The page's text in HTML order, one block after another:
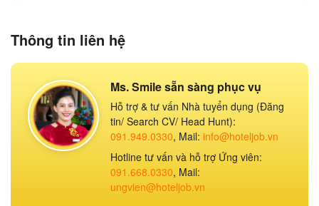
Thông tin liên hệ
Ms. Smile sẵn sàng phục vụ
Hỗ trợ & tư vấn Nhà tuyển dụng (Đăng
tin/ Search CV/ Head Hunt):
091.949.0330, Mail: info@hoteljob.vn
Hotline tư vấn và hỗ trợ Ứng viên:
091.668.0330, Mail:
ungvien@hoteljob.vn